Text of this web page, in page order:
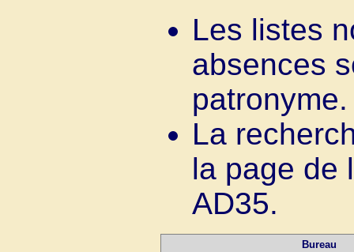
Les listes
absences
patronyme.
La
la page de
AD35.
Bureau